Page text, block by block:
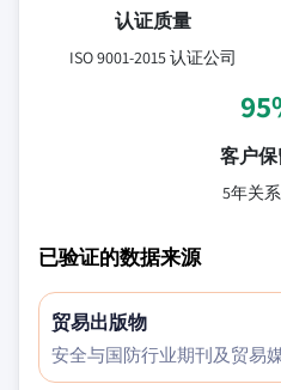
认证质量
ISO 9001-2015 认证公司
客户
5年关
已验证的数据来源
贸易出版物
安全与国防行业期刊及贸易